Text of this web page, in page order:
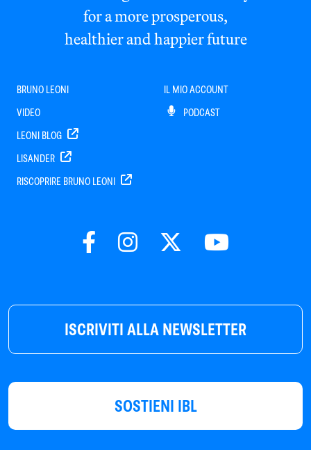
ISCRIVITI ALLA NEWSLETTER
SOSTIENI IBL
for a more prosperous,
healthier and happier future
BRUNO LEONI
VIDEO
LEONI BLOG
LISANDER
RISCOPRIRE BRUNO LEONI
IL MIO ACCOUNT
PODCAST